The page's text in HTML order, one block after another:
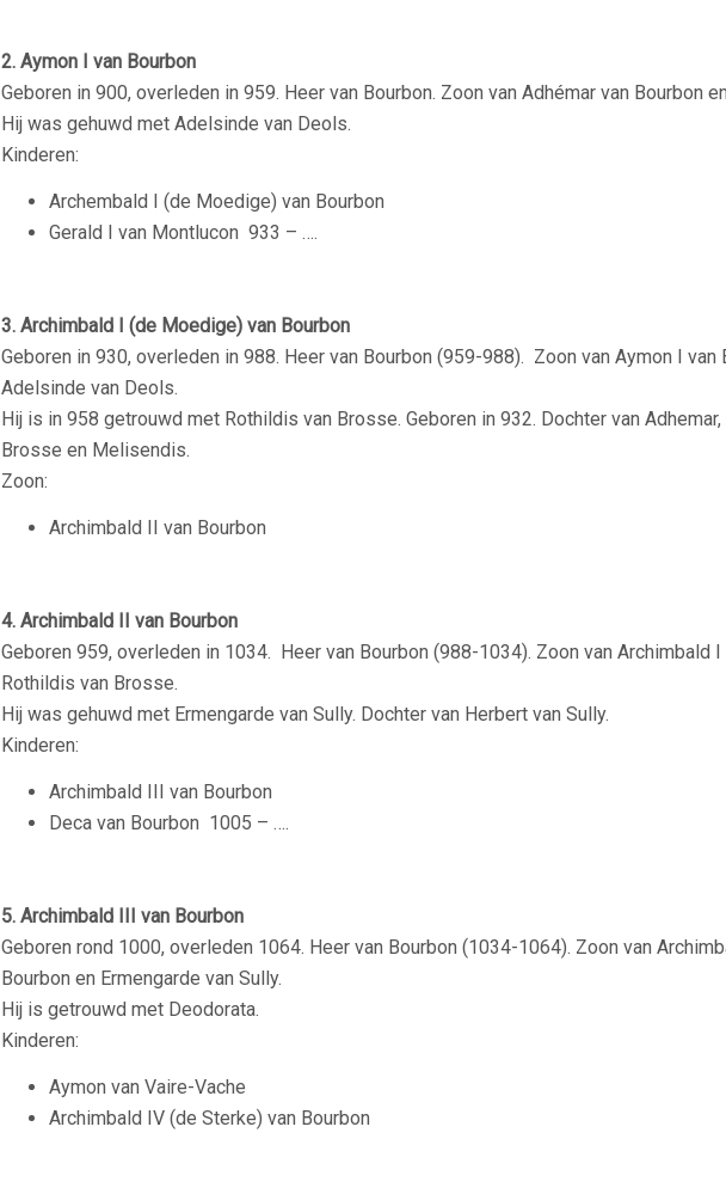
2. Aymon I van Bourbon
Geboren in 900, overleden in 959. Heer van Bourbon. Zoon van Adhémar van Bourbon
Hij was gehuwd met Adelsinde van Deols.
Kinderen:
Archembald I (de Moedige) van Bourbon
Gerald I van Montlucon 933 – ….
3. Archimbald I (de Moedige) van Bourbon
Geboren in 930, overleden in 988. Heer van Bourbon (959-988). Zoon van Aymon I van
Adelsinde van Deols.
Hij is in 958 getrouwd met Rothildis van Brosse. Geboren in 932. Dochter van Adhemar,
Brosse en Melisendis.
Zoon:
Archimbald II van Bourbon
4. Archimbald II van Bourbon
Geboren 959, overleden in 1034. Heer van Bourbon (988-1034). Zoon van Archimbald I
Rothildis van Brosse.
Hij was gehuwd met Ermengarde van Sully. Dochter van Herbert van Sully.
Kinderen:
Archimbald III van Bourbon
Deca van Bourbon 1005 – ….
5. Archimbald III van Bourbon
Geboren rond 1000, overleden 1064. Heer van Bourbon (1034-1064). Zoon van
Bourbon en Ermengarde van Sully.
Hij is getrouwd met Deodorata.
Kinderen:
Aymon van Vaire-Vache
Archimbald IV (de Sterke) van Bourbon